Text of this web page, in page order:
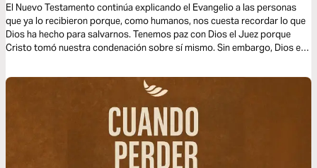
La Culpa?
El Nuevo Testamento continúa explicando el Evangelio a las personas
que ya lo recibieron porque, como humanos, nos cuesta recordar lo que
Dios ha hecho para salvarnos. Tenemos paz con Dios el Juez porque
Cristo tomó nuestra condenación sobre sí mismo. Sin embargo, Dios el
conciencia culpable? Confieso y me arrepiento de mis pecados.